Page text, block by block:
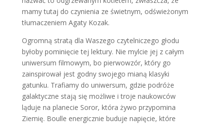
mamy tutaj do czynienia ze świetnym, odświeżonym
tłumaczeniem Agaty Kozak.
Ogromną stratą dla Waszego czytelniczego głodu
byłoby pominięcie tej lektury. Nie mylcie jej z całym
uniwersum filmowym, bo pierwowzór, który go
zainspirował jest godny swojego mianą klasyki
gatunku. Trafiamy do uniwersum, gdzie podróże
galaktyczne stają się możliwe i troje naukowców
ląduje na planecie Soror, która żywo przypomina
Ziemię. Boulle energicznie buduje napięcie, które